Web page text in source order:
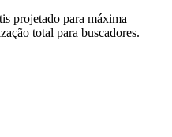
projetado para máxima
total para buscadores.